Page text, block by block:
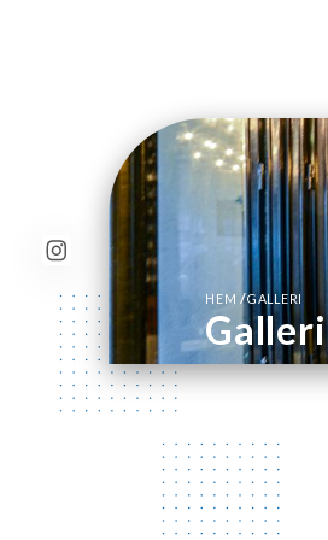
HEM/GALLERI
Galleri